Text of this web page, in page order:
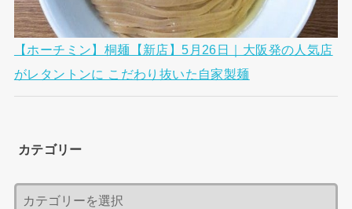
【ホーチミン】桐麺【新店】5月26日｜大阪発の人気店
がレタントンに こだわり抜いた自家製麺
カテゴリー